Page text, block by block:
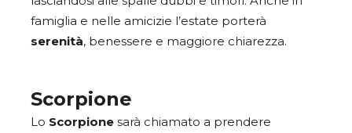
famiglia e nelle amicizie l’estate porterà
serenità, benessere e maggiore chiarezza.
Scorpione
Lo Scorpione sarà chiamato a prendere